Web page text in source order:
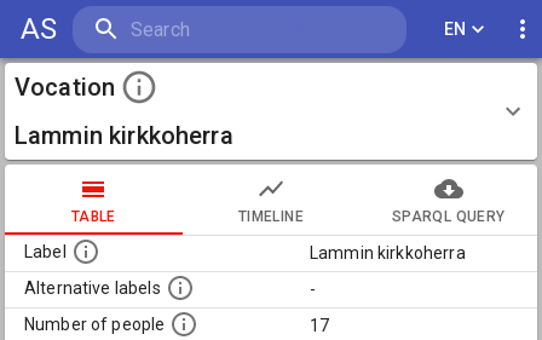
AS EN
Vocation
Lammin kirkkoherra
TABLE TIMELINE SPARQL QUERY
Label
Lammin kirkkoherra
Alternative labels
-
Number of people
17